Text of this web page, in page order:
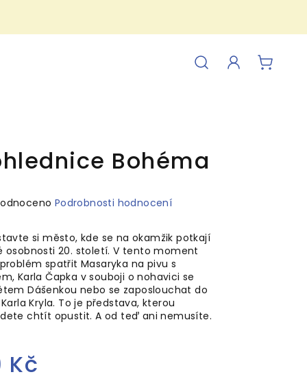
Bohéma
Podrobnosti hodnocení
si město, kde se na okamžik potkají
osobnosti 20. století. V tento moment
spatřit Masaryka na pivu s
Karla Čapka v souboji o nohavici se
Dášenkou nebo se zaposlouchat do
Kryla. To je představa, kterou
chtít opustit. A od teď ani nemusíte.
Kč